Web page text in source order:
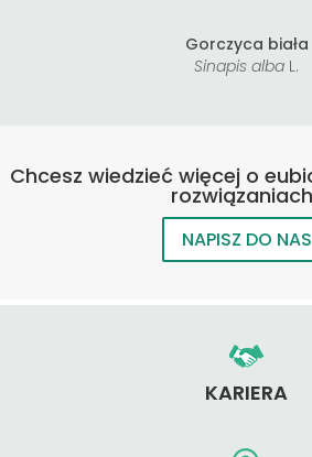
Gorczyca biała
Sinapis alba L.
Chcesz wiedzieć więcej o
NAPISZ DO NAS
KARIERA